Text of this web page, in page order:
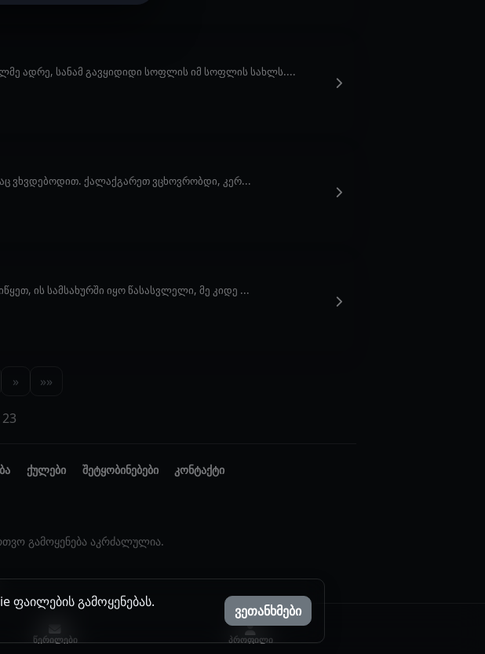
ადრე, სანამ გავყიდიდი სოფლის იმ სოფლის სახლს....
ვხვდებოდით. ქალაქგარეთ ვცხოვრობდი, კერ...
ის სამსახურში იყო წასასვლელი, მე კიდე ...
» »»
ქულები შეტყობინებები კონტაქტი
გამოყენება აკრძალულია.
ფაილების გამოყენებას.
ვეთანხმები
წერილები პროფილი